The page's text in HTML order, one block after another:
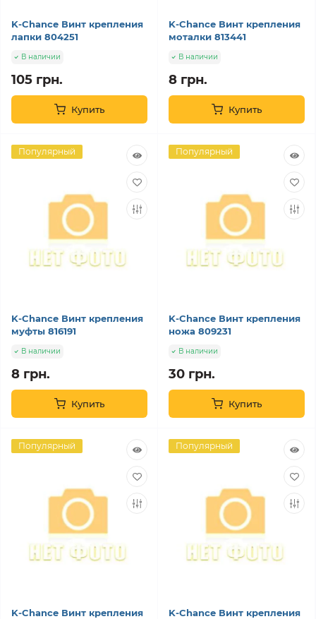
K-Chance Винт крепления
лапки 804251
В наличии
105 грн.
Купить
K-Chance Винт крепления
моталки 813441
В наличии
8 грн.
Купить
Популярный
K-Chance Винт крепления
муфты 816191
В наличии
8 грн.
Купить
Популярный
K-Chance Винт крепления
ножа 809231
В наличии
30 грн.
Купить
Популярный
K-Chance Винт крепления
Популярный
K-Chance Винт крепления